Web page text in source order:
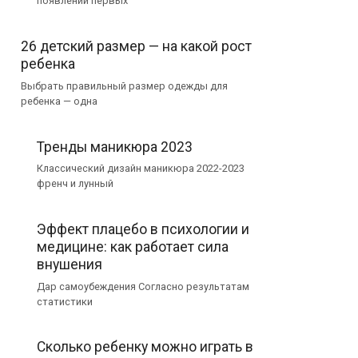
26 детский размер — на какой рост
ребенка
Выбрать правильный размер одежды для
ребенка — одна
Тренды маникюра 2023
Классический дизайн маникюра 2022-2023
френч и лунный
Эффект плацебо в психологии и
медицине: как работает сила
внушения
Дар самоубеждения Согласно результатам
статистики
Сколько ребенку можно играть в